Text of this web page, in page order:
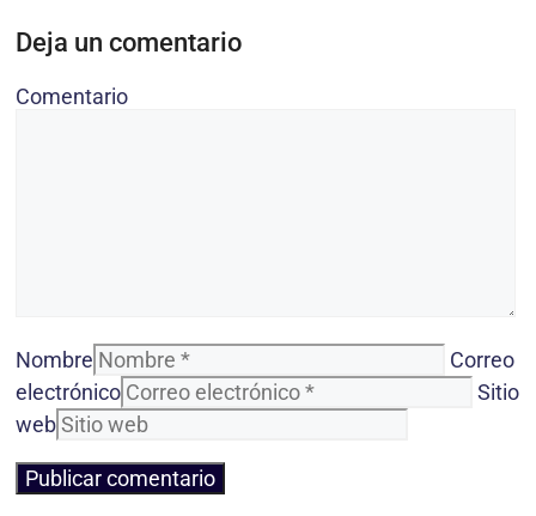
Deja un comentario
Comentario
Nombre
Correo
electrónico
Sitio
web